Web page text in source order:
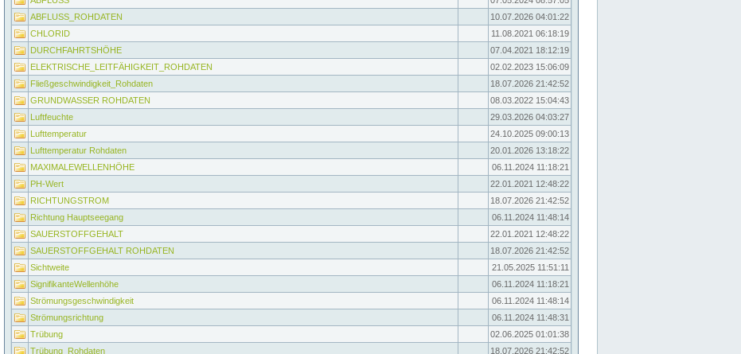
ABFLUSS_ROHDATEN
10.07.2026 04:01:22
CHLORID
11.08.2021 06:18:19
DURCHFAHRTSHÖHE
07.04.2021 18:12:19
ELEKTRISCHE_LEITFÄHIGKEIT_ROHDATEN
02.02.2023 15:06:09
Fließgeschwindigkeit_Rohdaten
18.07.2026 21:42:52
GRUNDWASSER ROHDATEN
08.03.2022 15:04:43
Luftfeuchte
29.03.2026 04:03:27
Lufttemperatur
24.10.2025 09:00:13
Lufttemperatur Rohdaten
20.01.2026 13:18:22
MAXIMALEWELLENHÖHE
06.11.2024 11:18:21
PH-Wert
22.01.2021 12:48:22
RICHTUNGSTROM
18.07.2026 21:42:52
Richtung Hauptseegang
06.11.2024 11:48:14
SAUERSTOFFGEHALT
22.01.2021 12:48:22
SAUERSTOFFGEHALT ROHDATEN
18.07.2026 21:42:52
Sichtweite
21.05.2025 11:51:11
SignifikanteWellenhöhe
06.11.2024 11:18:21
Strömungsgeschwindigkeit
06.11.2024 11:48:14
Strömungsrichtung
06.11.2024 11:48:31
Trübung
02.06.2025 01:01:38
Trübung_Rohdaten
18.07.2026 21:42:52